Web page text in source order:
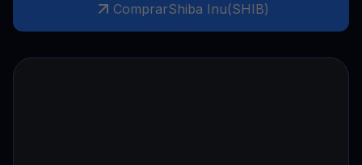
ComprarShiba Inu(SHIB)